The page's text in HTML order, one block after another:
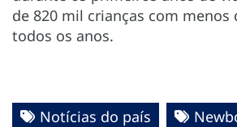
de 820 mil crianças com menos
todos os anos.
Notícias do país